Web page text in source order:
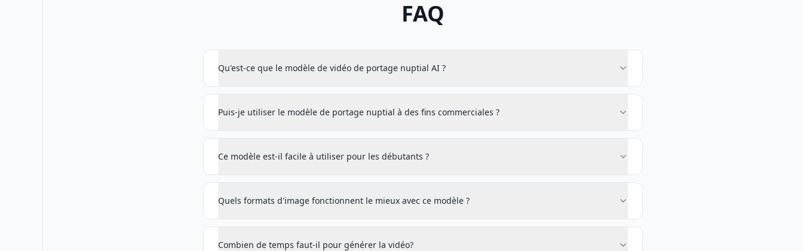
FAQ
Qu'est-ce que le modèle de vidéo de portage nuptial AI ?
Puis-je utiliser le modèle de portage nuptial à des fins commerciales ?
Ce modèle est-il facile à utiliser pour les débutants ?
Quels formats d'image fonctionnent le mieux avec ce modèle ?
Combien de temps faut-il pour générer la vidéo?